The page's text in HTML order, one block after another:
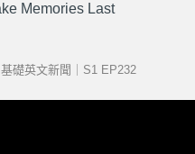
Memories Last
礎英文新聞｜S1 EP232